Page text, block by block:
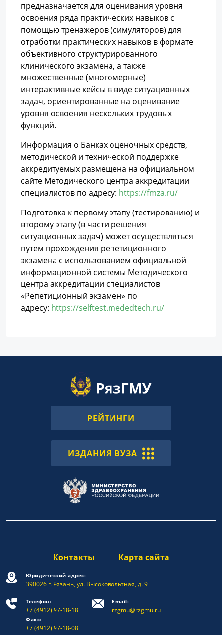
предназначается для оценивания уровня
освоения ряда практических навыков с
помощью тренажеров (симуляторов) для
отработки практических навыков в формате
объективного структурированного
клинического экзамена, а также
множественные (многомерные)
интерактивные кейсы в виде ситуационных
задач, ориентированные на оценивание
уровня освоения нескольких трудовых
функций.
Информация о Банках оценочных средств,
методической и технической поддержке
аккредитуемых размещена на официальном
сайте Методического центра аккредитации
специалистов по адресу: https://fmza.ru/
Подготовка к первому этапу (тестированию) и
второму этапу (в части решения
ситуационных задач) может осуществляться
путем прохождения репетиционного
экзамена с использованием официальной
информационной системы Методического
центра аккредитации специалистов
«Репетиционный экзамен» по
адресу: https://selftest.mededtech.ru/
РЕЙТИНГИ
ИЗДАНИЯ ВУЗА
Контакты Карта сайта
Юридический адрес:
390026 г. Рязань, ул. Высоковольтная, д. 9
Телефон:
+7 (4912) 97-18-18
Факс:
+7 (4912) 97-18-08
Email:
rzgmu@rzgmu.ru